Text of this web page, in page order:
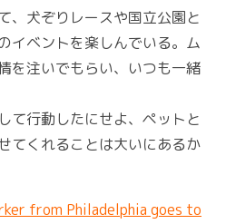
、犬ぞりレースや国立公園と
イベントを楽しんでいる。ム
を注いでもらい、いつも一緒
て行動したにせよ、ペットと
てくれることは大いにあるか
from Philadelphia goes to